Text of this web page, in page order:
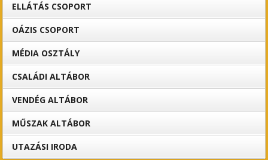
ELLÁTÁS CSOPORT
OÁZIS CSOPORT
MÉDIA OSZTÁLY
CSALÁDI ALTÁBOR
VENDÉG ALTÁBOR
MŰSZAK ALTÁBOR
UTAZÁSI IRODA